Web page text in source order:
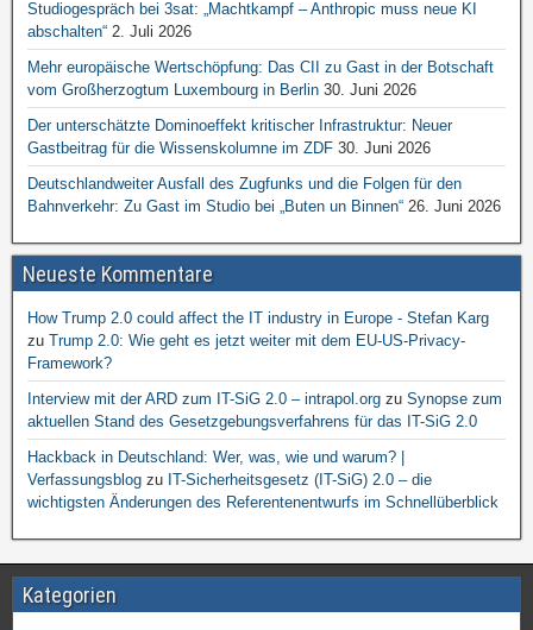
Studiogespräch bei 3sat: „Machtkampf – Anthropic muss neue KI
abschalten“ 2. Juli 2026
Mehr europäische Wertschöpfung: Das CII zu Gast in der Botschaft
vom Großherzogtum Luxembourg in Berlin 30. Juni 2026
Der unterschätzte Dominoeffekt kritischer Infrastruktur: Neuer
Gastbeitrag für die Wissenskolumne im ZDF 30. Juni 2026
Deutschlandweiter Ausfall des Zugfunks und die Folgen für den
Bahnverkehr: Zu Gast im Studio bei „Buten un Binnen“ 26. Juni 2026
Neueste Kommentare
How Trump 2.0 could affect the IT industry in Europe - Stefan Karg
zu Trump 2.0: Wie geht es jetzt weiter mit dem EU-US-Privacy-
Framework?
Interview mit der ARD zum IT-SiG 2.0 – intrapol.org zu Synopse zum
aktuellen Stand des Gesetzgebungsverfahrens für das IT-SiG 2.0
Hackback in Deutschland: Wer, was, wie und warum? |
Verfassungsblog zu IT-Sicherheitsgesetz (IT-SiG) 2.0 – die
wichtigsten Änderungen des Referentenentwurfs im Schnellüberblick
Kategorien